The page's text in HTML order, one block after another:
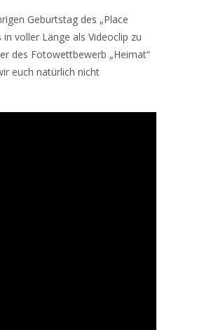
Geburtstag des „Place
voller Länge als Videoclip zu
des Fotowettbewerb „Heimat“
euch natürlich nicht